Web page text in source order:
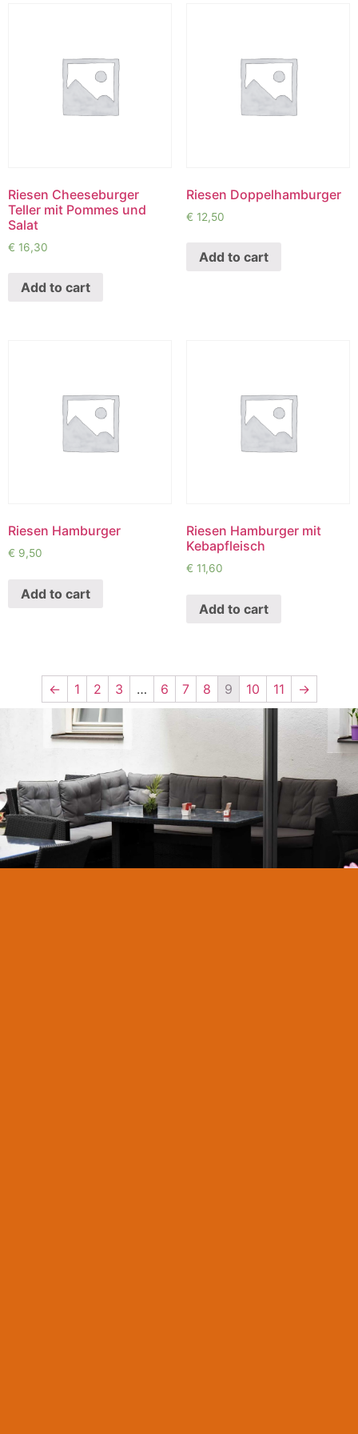
Riesen Cheeseburger
Teller mit Pommes und
Salat
€ 16,30
Add to cart
Riesen Doppelhamburger
€ 12,50
Add to cart
Riesen Hamburger
€ 9,50
Add to cart
Riesen Hamburger mit
Kebapfleisch
€ 11,60
Add to cart
← 1 2 3 … 6 7 8 9 10 11 →